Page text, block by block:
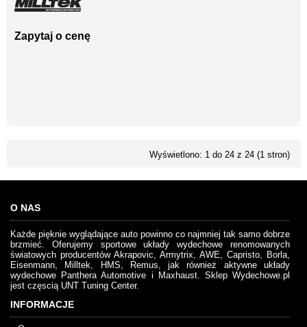
Zapytaj o cenę
Wyświetlono: 1 do 24 z 24 (1 stron)
O NAS
Każde pięknie wyglądające auto powinno co najmniej tak samo dobrze
brzmieć. Oferujemy sportowe układy wydechowe renomowanych
światowych producentów Akrapovic, Armytrix, AWE, Capristo, Borla,
Eisenmann, Milltek, HMS, Remus, jak również aktywne układy
wydechowe Panthera Automotive i Maxhaust. Sklep Wydechowe.pl
jest częscią UNT Tuning Center.
INFORMACJE